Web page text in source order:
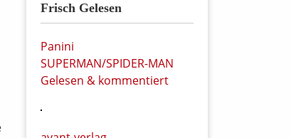
Frisch Gelesen
Panini
SUPERMAN/SPIDER-MAN
Gelesen & kommentiert